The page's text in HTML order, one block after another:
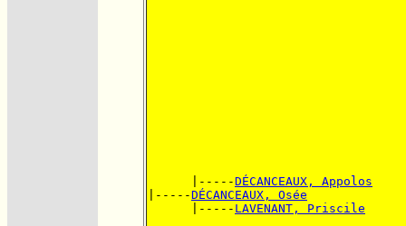
      |-----
DÉCANCEAUX, Appolos
|-----DÉCANCEAUX, Osée
      |-----
LAVENANT, Priscile